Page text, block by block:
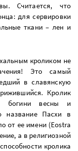
Считается, что
для сервировки
ткани – лен и
кроликом не
Это самый
в славянскую
Кролик
богини весны и
название Пасхи в
от ее имени (Eostra
а в религиозной
кролика